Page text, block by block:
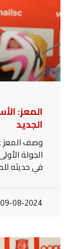
المعز:
الجديد
وصف المعز
الجولة
في حديثه
09-08-2024